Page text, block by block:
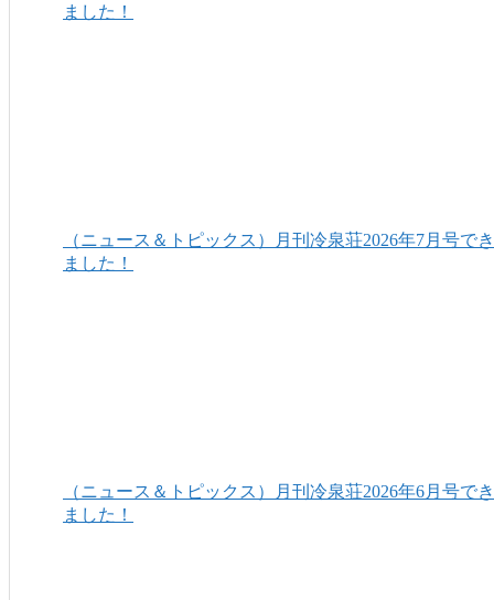
ました！
（ニュース＆トピックス）月刊冷泉荘2026年7月号でき
ました！
（ニュース＆トピックス）月刊冷泉荘2026年6月号でき
ました！